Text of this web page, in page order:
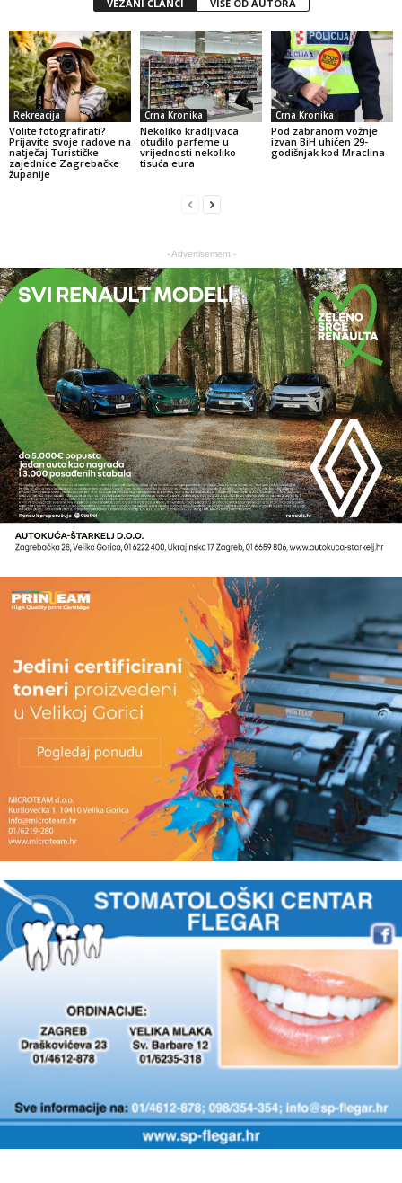
VEZANI ČLANCI VIŠE OD AUTORA
Rekreacija
Volite fotografirati?
Prijavite svoje radove na
natječaj Turističke
zajednice Zagrebačke
županije
Crna Kronika
Nekoliko kradljivaca
otuđilo parfeme u
vrijednosti nekoliko
tisuća eura
Crna Kronika
Pod zabranom vožnje
izvan BiH uhićen 29-
godišnjak kod Mraclina
- Advertisement -